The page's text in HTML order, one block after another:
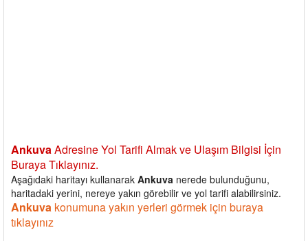
AnkuvaAdresine Yol Tarifi Almak ve Ulaşım Bilgisi İçin
Buraya Tıklayınız.
Aşağıdaki haritayı kullanarak Ankuva nerede bulunduğunu,
haritadaki yerini, nereye yakın görebilir ve yol tarifi alabilirsiniz.
Ankuva konumuna yakın yerleri görmek için buraya
tıklayınız